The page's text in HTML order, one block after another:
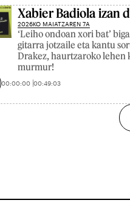
Xabier Badiola izan
2026KO MAIATZAREN 7A
‘Leiho ondoan xori bat’
gitarra jotzaile eta kantu
Drakez, haurtzaroko lehen
murmur!
00:00:00 00:49:03